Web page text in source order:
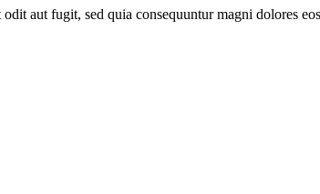
aut fugit, sed quia consequuntur magni dolores